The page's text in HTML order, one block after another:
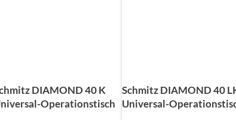
DIAMOND 40 K
Operationstisch
Schmitz DIAMOND 40
Universal-